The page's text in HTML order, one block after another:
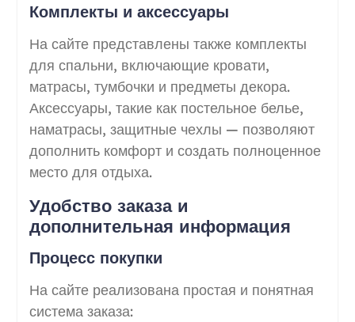
Комплекты и аксессуары
На сайте представлены также комплекты
для спальни, включающие кровати,
матрасы, тумбочки и предметы декора.
Аксессуары, такие как постельное белье,
наматрасы, защитные чехлы — позволяют
дополнить комфорт и создать полноценное
место для отдыха.
Удобство заказа и
дополнительная информация
Процесс покупки
На сайте реализована простая и понятная
система заказа: